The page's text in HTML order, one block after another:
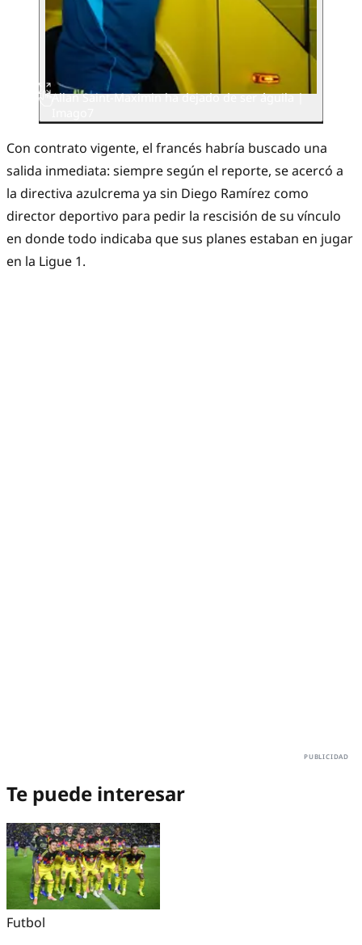
Allan Saint-Maximin ha dejado de ser águila |
Con contrato vigente, el francés habría buscado una
salida inmediata: siempre según el reporte, se acercó a
la directiva azulcrema ya sin Diego Ramírez como
director deportivo para pedir la rescisión de su vínculo
en donde todo indicaba que sus planes estaban en jugar
en la Ligue 1.
Te puede interesar
Futbol